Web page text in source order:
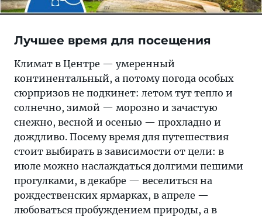
Лучшее время для посещения
Климат в Центре — умеренный
континентальный, а потому погода особых
сюрпризов не подкинет: летом тут тепло и
солнечно, зимой — морозно и зачастую
снежно, весной и осенью — прохладно и
дождливо. Посему время для путешествия
стоит выбирать в зависимости от цели: в
июле можно наслаждаться долгими пешими
прогулками, в декабре — веселиться на
рождественских ярмарках, в апреле —
любоваться пробуждением природы, а в